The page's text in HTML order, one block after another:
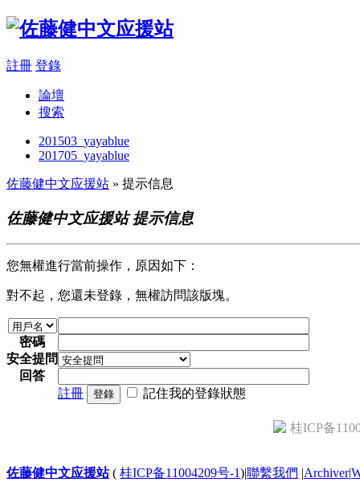
註冊 登錄
論壇
搜索
201503_yayablue
201705_yayablue
佐藤健中文应援站 » 提示信息
佐藤健中文应援站 提示信息
您無權進行當前操作，原因如下：
對不起，您還未登錄，無權訪問該版塊。
密碼
安全提問
回答
註冊
登錄 記住我的登錄狀態
桂ICP备
佐藤健中文应援站( 桂ICP备11004209号-1)|聯繫我們 |Archiver|